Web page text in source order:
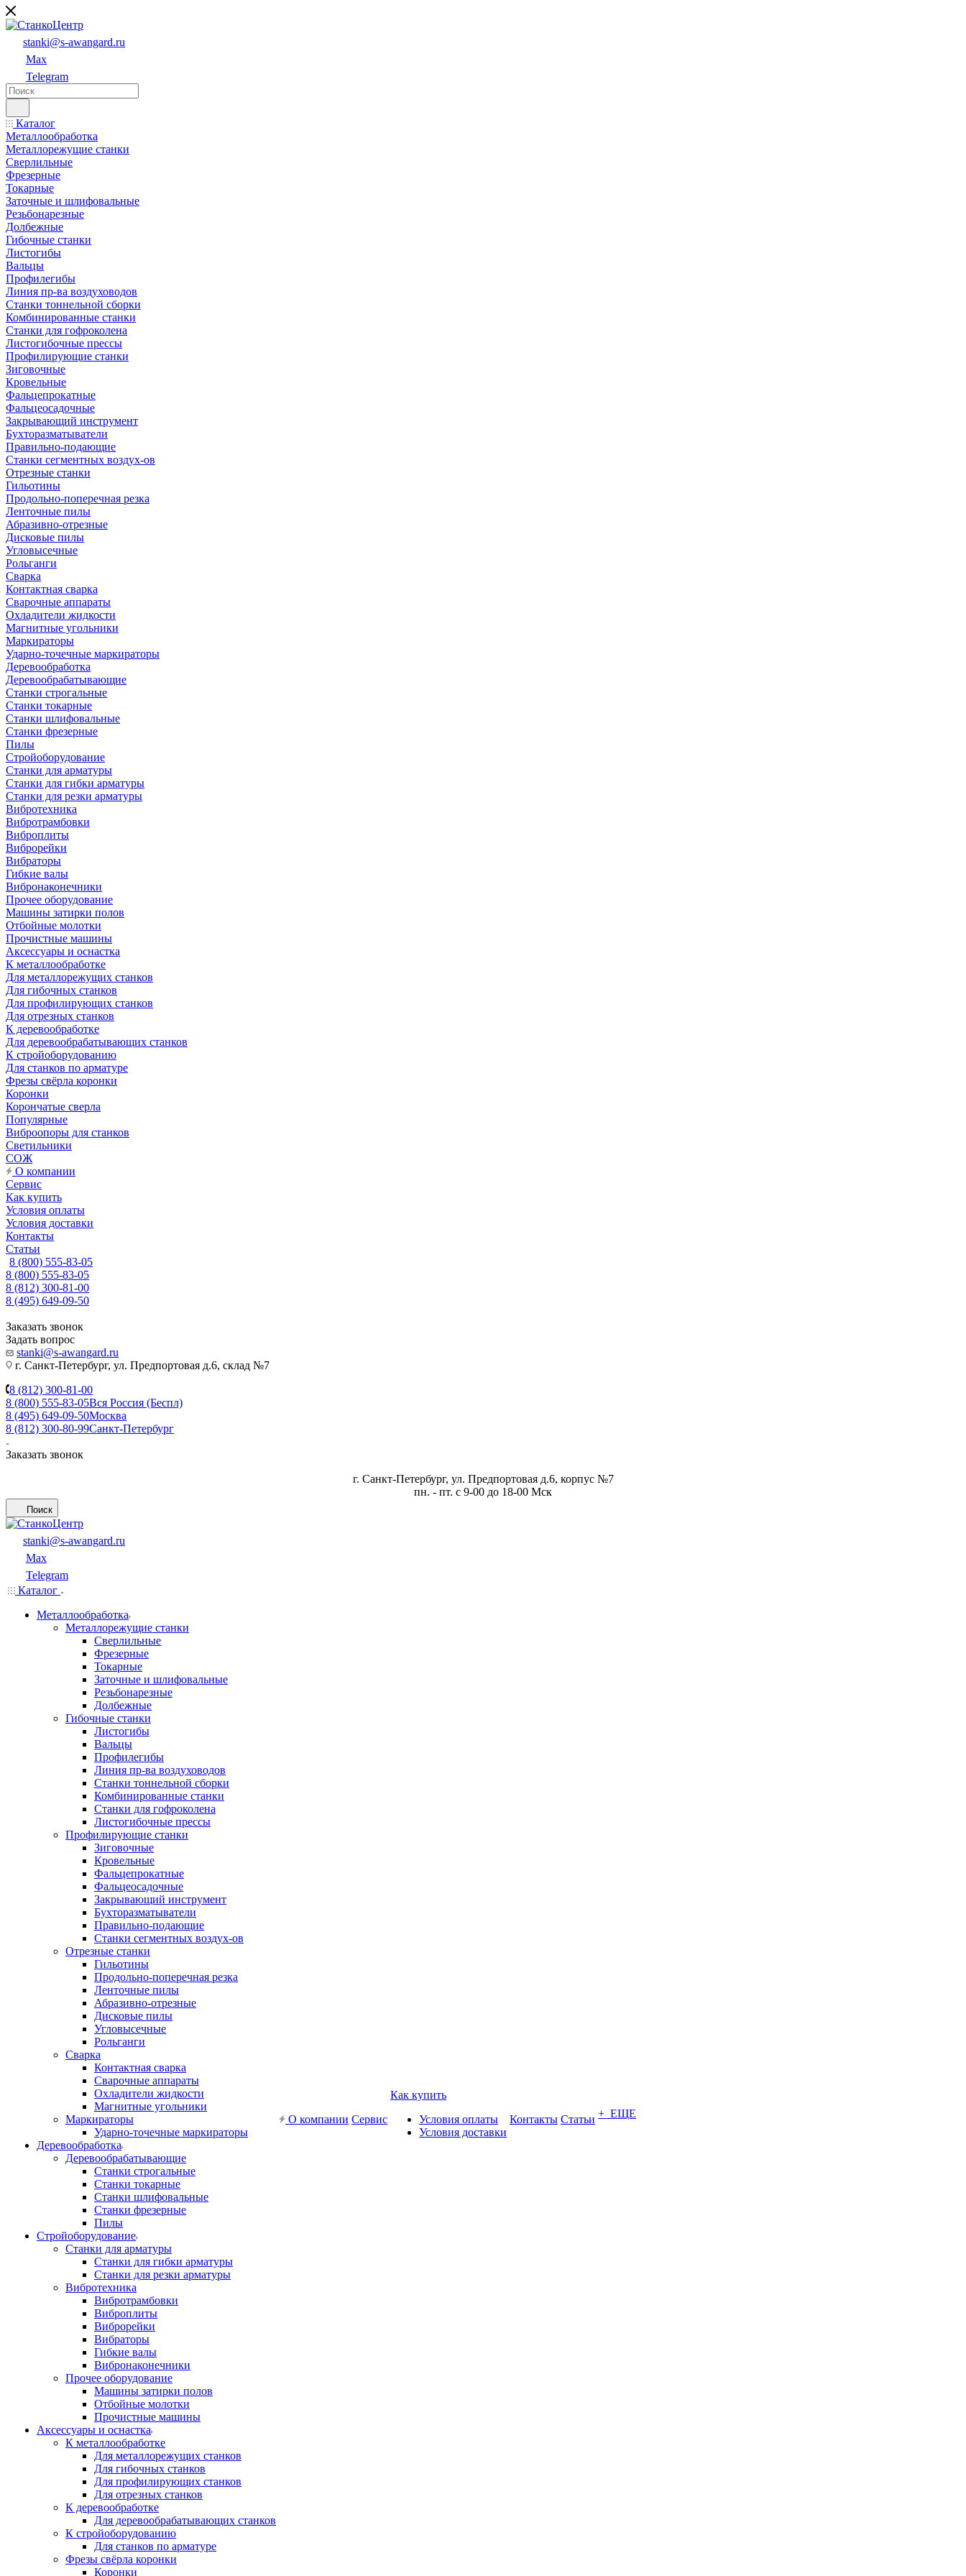
stanki@s-awangard.ru
Max
Telegram
Каталог
Металлообработка
Металлорежущие станки
Сверлильные
Фрезерные
Токарные
Заточные и шлифовальные
Резьбонарезные
Долбежные
Гибочные станки
Листогибы
Вальцы
Профилегибы
Линия пр-ва воздуховодов
Станки тоннельной сборки
Комбинированные станки
Станки для гофроколена
Листогибочные прессы
Профилирующие станки
Зиговочные
Кровельные
Фальцепрокатные
Фальцеосадочные
Закрывающий инструмент
Бухторазматыватели
Правильно-подающие
Станки сегментных воздух-ов
Отрезные станки
Гильотины
Продольно-поперечная резка
Ленточные пилы
Абразивно-отрезные
Дисковые пилы
Угловысечные
Рольганги
Сварка
Контактная сварка
Сварочные аппараты
Охладители жидкости
Магнитные угольники
Маркираторы
Ударно-точечные маркираторы
Деревообработка
Деревообрабатывающие
Станки строгальные
Станки токарные
Станки шлифовальные
Станки фрезерные
Пилы
Стройоборудование
Станки для арматуры
Станки для гибки арматуры
Станки для резки арматуры
Вибротехника
Вибротрамбовки
Виброплиты
Виброрейки
Вибраторы
Гибкие валы
Вибронаконечники
Прочее оборудование
Машины затирки полов
Отбойные молотки
Прочистные машины
Аксeccyapы и оснастка
К металлообработке
Для металлорежущих станков
Для гибочных станков
Для профилирующих станков
Для отрезных станков
К деревообработке
Для деревообрабатывающих станков
К стройоборудованию
Для станков по арматуре
Фрезы свёрла коронки
Коронки
Корончатые сверла
Популярные
Виброопоры для станков
Светильники
СОЖ
О компании
Сервис
Как купить
Условия оплаты
Условия доставки
Контакты
Статьи
8 (800) 555-83-05
8 (800) 555-83-05
8 (812) 300-81-00
8 (495) 649-09-50
Заказать звонок
Задать вопрос
stanki@s-awangard.ru
г. Санкт-Петербург, ул. Предпортовая д.6, склад №7
8 (812) 300-81-00
8 (800) 555-83-05Вся Россия (Беспл)
8 (495) 649-09-50Москва
8 (812) 300-80-99Санкт-Петербург
Заказать звонок
г. Санкт-Петербург, ул. Предпортовая д.6, корпус №7
пн. - пт. с 9-00 до 18-00 Мск
Поиск
stanki@s-awangard.ru
Max
Telegram
Каталог
Металлообработка
Металлорежущие станки
Сверлильные
Фрезерные
Токарные
Заточные и шлифовальные
Резьбонарезные
Долбежные
Гибочные станки
Листогибы
Вальцы
Профилегибы
Линия пр-ва воздуховодов
Станки тоннельной сборки
Комбинированные станки
Станки для гофроколена
Листогибочные прессы
Профилирующие станки
Зиговочные
Кровельные
Фальцепрокатные
Фальцеосадочные
Закрывающий инструмент
Бухторазматыватели
Правильно-подающие
Станки сегментных воздух-ов
Отрезные станки
Гильотины
Продольно-поперечная резка
Ленточные пилы
Абразивно-отрезные
Дисковые пилы
Угловысечные
Рольганги
Сварка
Контактная сварка
Сварочные аппараты
Охладители жидкости
Магнитные угольники
Маркираторы
Ударно-точечные маркираторы
Деревообработка
Деревообрабатывающие
Станки строгальные
Станки токарные
Станки шлифовальные
Станки фрезерные
Пилы
Стройоборудование
Станки для арматуры
Станки для гибки арматуры
Станки для резки арматуры
Вибротехника
Вибротрамбовки
Виброплиты
Виброрейки
Вибраторы
Гибкие валы
Вибронаконечники
Прочее оборудование
Машины затирки полов
Отбойные молотки
Прочистные машины
Аксeccyapы и оснастка
К металлообработке
Для металлорежущих станков
Для гибочных станков
Для профилирующих станков
Для отрезных станков
К деревообработке
Для деревообрабатывающих станков
К стройоборудованию
Для станков по арматуре
Фрезы свёрла коронки
Коронки
О компании Сервис
Как купить
Условия оплаты
Условия доставки
Контакты Статьи + ЕЩЕ